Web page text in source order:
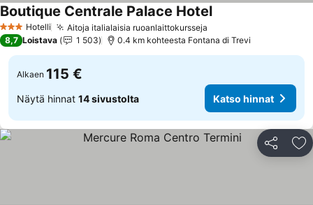
3 Tähtiluokitus
Hotelli Aitoja italialaisia ruoanlaittokursseja
Boutique Centrale Palace HotelKatso hinnat
8,7 Loistava 1 503 0.4 km kohteesta Fontana di Trevi
Alkaen 115 €
Näytä hinnat 14 sivustolta Katso hinnat
Jaa